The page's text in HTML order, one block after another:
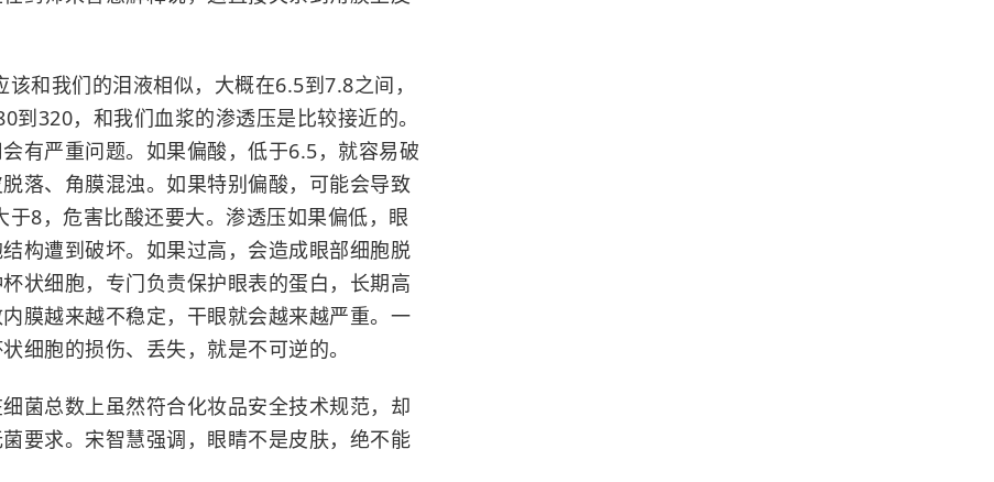
和我们的泪液相似，大概在6.5到7.8之间，
320，和我们血浆的渗透压是比较接近的。
有严重问题。如果偏酸，低于6.5，就容易破
落、角膜混浊。如果特别偏酸，可能会导致
8，危害比酸还要大。渗透压如果偏低，眼
构遭到破坏。如果过高，会造成眼部细胞脱
状细胞，专门负责保护眼表的蛋白，长期高
膜越来越不稳定，干眼就会越来越严重。一
细胞的损伤、丢失，就是不可逆的。
总数上虽然符合化妆品安全技术规范，却
要求。宋智慧强调，眼睛不是皮肤，绝不能